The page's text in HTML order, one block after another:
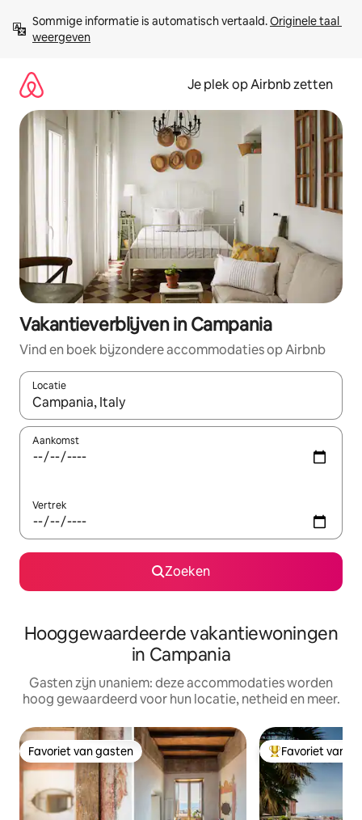
direct
naar
Sommige informatie is automatisch vertaald. Originele taal
weergeven
Je plek op Airbnb zetten
Vakantieverblijven in Campania
Vind en boek bijzondere accommodaties op Airbnb
Locatie
Wanneer er resultaten beschikbaar zijn, maak je een keuze
Aankomst
Vertrek
Zoeken
Hooggewaardeerde vakantiewoningen
in Campania
Gasten zijn unaniem: deze accommodaties worden
hoog gewaardeerd voor hun locatie, netheid en meer.
Favoriet van gasten
Favoriet van gasten Topfavoriet van
Favoriet van